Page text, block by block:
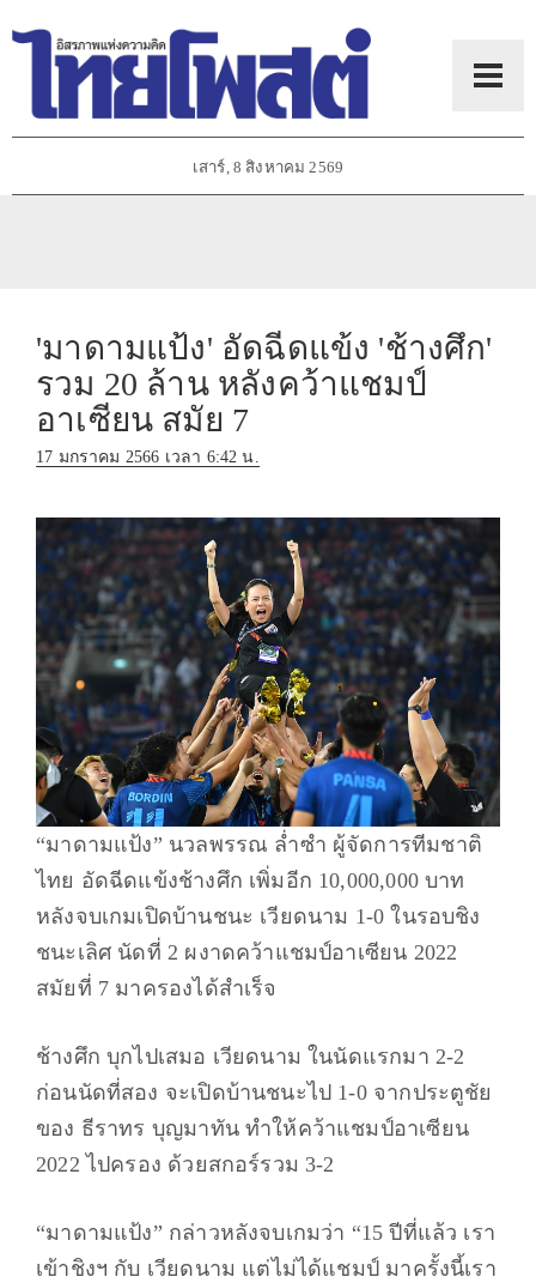
เสาร์, 8 สิงหาคม 2569
'มาดามแป้ง' อัดฉีดแข้ง 'ช้างศึก'
รวม 20 ล้าน หลังคว้าแชมป์
อาเซียน สมัย 7
17 มกราคม 2566 เวลา 6:42 น.
“มาดามแป้ง” นวลพรรณ ล่ำซำ ผู้จัดการทีมชาติ
ไทย อัดฉีดแข้งช้างศึก เพิ่มอีก 10,000,000 บาท
หลังจบเกมเปิดบ้านชนะ เวียดนาม 1-0 ในรอบชิง
ชนะเลิศ นัดที่ 2 ผงาดคว้าแชมป์อาเซียน 2022
สมัยที่ 7 มาครองได้สำเร็จ
ช้างศึก บุกไปเสมอ เวียดนาม ในนัดแรกมา 2-2
ก่อนนัดที่สอง จะเปิดบ้านชนะไป 1-0 จากประตูชัย
ของ ธีราทร บุญมาทัน ทำให้คว้าแชมป์อาเซียน
2022 ไปครอง ด้วยสกอร์รวม 3-2
“มาดามแป้ง” กล่าวหลังจบเกมว่า “15 ปีที่แล้ว เรา
เข้าชิงฯ กับ เวียดนาม แต่ไม่ได้แชมป์ มาครั้งนี้เรา